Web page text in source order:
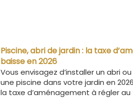
Piscine, abri de jardin : la taxe
baisse en 2026
Vous envisagez d’installer un abri
une piscine dans votre jardin en
la taxe d’aménagement à régler au